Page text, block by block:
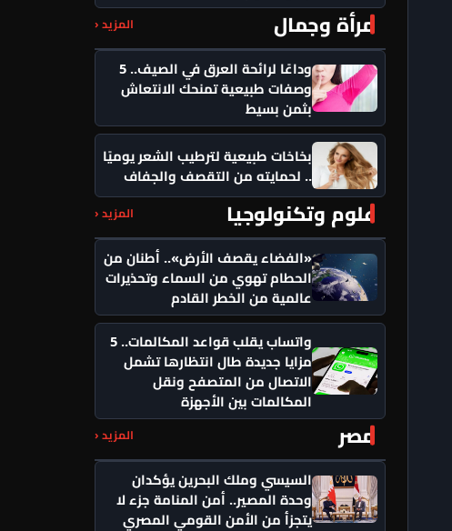
مرأة وجمال المزيد ‹
وداعًا لرائحة العرق في الصيف.. 5
وصفات طبيعية تمنحك الانتعاش
بثمن بسيط
بخاخات طبيعية لترطيب الشعر يوميًا
.. لحمايته من التقصف والجفاف
علوم وتكنولوجيا المزيد ‹
«الفضاء يقصف الأرض».. أطنان من
الحطام تهوي من السماء وتحذيرات
عالمية من الخطر القادم
واتساب يقلب قواعد المكالمات.. 5
مزايا جديدة طال انتظارها تشمل
الاتصال من المتصفح ونقل
المكالمات بين الأجهزة
مصر المزيد ‹
السيسي وملك البحرين يؤكدان
وحدة المصير.. أمن المنامة جزء لا
يتجزأ من الأمن القومي المصري